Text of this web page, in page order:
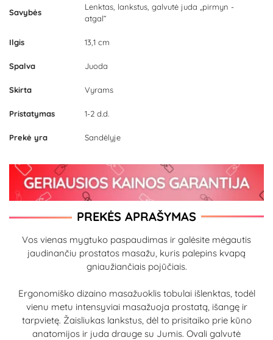
Savybės
Lenktas, lankstus, galvutė juda „pirmyn -
atgal“
Ilgis 13,1 cm
Spalva Juoda
Skirta Vyrams
Pristatymas 1-2 d.d.
Prekė yra Sandėlyje
PREKĖS APRAŠYMAS
Vos vienas mygtuko paspaudimas ir galėsite mėgautis
jaudinančiu prostatos masažu, kuris palepins kvapą
gniaužiančiais pojūčiais.
Ergonomiško dizaino masažuoklis tobulai išlenktas, todėl
vienu metu intensyviai masažuoja prostatą, išangę ir
tarpvietę. Žaisliukas lankstus, dėl to prisitaiko prie kūno
anatomijos ir juda drauge su Jumis. Ovali galvutė